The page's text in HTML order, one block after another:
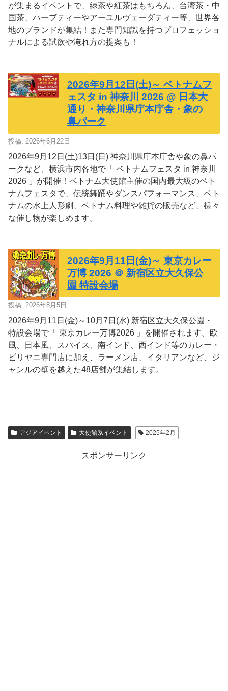
が集まるイベントで、緑茶や紅茶はもちろん、台湾茶・中
国茶、ハーブティーやアーユルヴェーダティー等、世界各
地のブランドが集結！また専門知識を持つプロフェッショ
ナルによる試飲や淹れ方の提案も！
2026年9月12日(土)～ ベトナムフ
ェスタ in 神奈川 2026 @ 日本大
通り・神奈川県庁本庁舎・象の
鼻パーク
投稿: 2026年6月22日
2026年9月12日(土)13日(日) 神奈川県庁本庁舎や象の鼻パ
ークなど、横浜市内各地で「 ベトナムフェスタ in 神奈川
2026 」が開催！ベトナム大使館主催の国内最大級のベト
ナムフェスタで、伝統舞踊やダンスパフォーマンス、ベト
ナムの水上人形劇、ベトナム料理や雑貨の販売など、様々
な催し物が楽しめます。
2026年9月11日(金)～ 東京カレー
万博 2026 ＠ 新宿区立大久保公
園 特設会場
投稿: 2026年8月5日
2026年9月11日(金)～10月7日(水) 新宿区立大久保公園・
特設会場で「 東京カレー万博2026 」を開催されます。欧
風、日本風、スパイス、南インド、西インド等のカレー・
ビリヤニ専門店に加え、ラーメン店、イタリアンなど、ジ
ャンルの壁を越えた48店舗が集結します。
アジアイベント 大使館系イベント 2025年2月
スポンサーリンク